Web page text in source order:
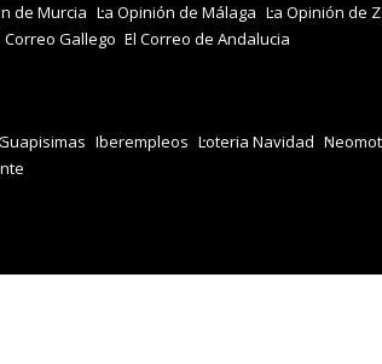
de Murcia La Opinión de Málaga La Opinión de
Correo Gallego El Correo de Andalucia
Iberempleos Loteria Navidad